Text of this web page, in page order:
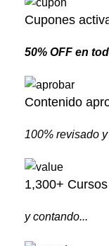
Cupones
50% OFF en
Contenido
100% revisado
1,300+
y contando...